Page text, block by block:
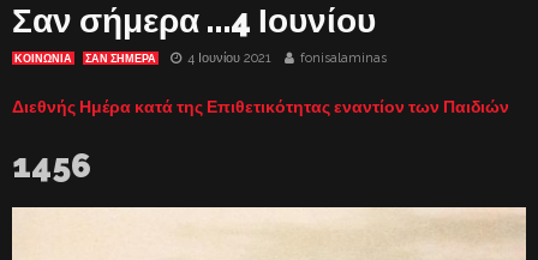
Σαν σήμερα …4 Ιουνίου
ΚΟΙΝΩΝΙΑ ΣΑΝ ΣΉΜΕΡΑ 4 Ιουνίου 2021 fonisalaminas
Διεθνής Ημέρα κατά της Επιθετικότητας εναντίον των Παιδιών
1456